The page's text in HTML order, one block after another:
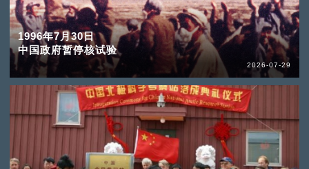
1996年7月30日
中国政府暂停核试验
2026-07-29